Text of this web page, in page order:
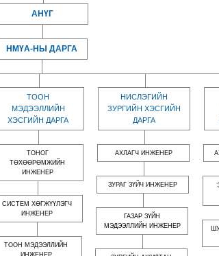
АНҮГ
НМҮА-НЫ ДАРГА
ТООН
МЭДЭЭЛЛИЙН
ХЭСГИЙН ДАРГА
ТОНОГ
ТӨХӨӨРӨМЖИЙН
ИНЖЕНЕР
СИСТЕМ ХӨГЖҮҮЛЭГЧ
ИНЖЕНЕР
ТООН МЭДЭЭЛЛИЙН
ИНЖЕНЕР
НИСЛЭГИЙН
ЗУРГИЙН ХЭСГИЙН
ДАРГА
АХЛАГЧ ИНЖЕНЕР
ЗУРАГ ЗҮЙЧ ИНЖЕНЕР
ГАЗАР ЗҮЙН
МЭДЭЭЛЛИЙН ИНЖЕНЕР